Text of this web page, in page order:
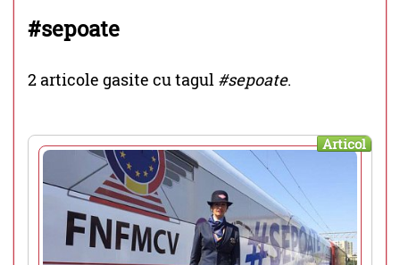
#sepoate
2 articole gasite cu tagul #sepoate.
Articol